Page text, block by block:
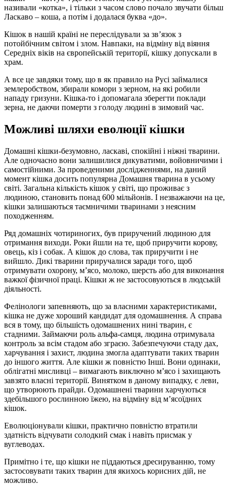
називали «котка», і тільки з часом слово почало звучати більш
Ласкаво – коша, а потім і додалася буква «до».
Кішок в нашій країні не переслідували за зв’язок з
потойбічним світом і злом. Навпаки, на відміну від віяння
Середніх віків на європейській території, кішку допускали в
храм.
А все це завдяки тому, що в як правило на Русі займалися
землеробством, збирали комори з зерном, на які робили
нападу гризуни. Кішка-то і допомагала зберегти поклади
зерна, не даючи померти з голоду людині в зимовий час.
Можливі шляхи еволюції кішки
Домашні кішки-безумовно, ласкаві, спокійні і ніжні тварини.
Але одночасно вони залишилися дикуватими, войовничими і
самостійними. За проведеними дослідженнями, на даний
момент кішка досить популярна Домашня тварина в усьому
світі. Загальна кількість кішок у світі, що проживає з
людиною, становить понад 600 мільйонів. І незважаючи на це,
кішки залишаються таємничими тваринами з неясним
походженням.
Ряд домашніх чотириногих, був приручений людиною для
отримання виходи. Роки йшли на те, щоб приручити корову,
овець, кіз і собак. А кішок до слова, так приручити і не
вийшло. Дикі тварини приручалися заради того, щоб
отримувати охорону, м’ясо, молоко, шерсть або для виконання
важкої фізичної праці. Кішки ж не застосовуються в людській
діяльності.
Фелінологи запевняють, що за власними характеристиками,
кішка не дуже хороший кандидат для одомашнення. А справа
вся в тому, що більшість одомашнених нині тварин, є
стадними. Займаючи роль альфа-самця, людина отримувала
контроль за всім стадом або зграєю. Забезпечуючи стаду дах,
харчування і захист, людина змогла адаптувати таких тварин
до іншого життя. Але кішки ж повністю Інші. Вони одинаки,
облігатні мисливці – вимагають виключно м’ясо і захищають
завзято власні території. Винятком в даному випадку, є леви,
що утворюють прайди. Одомашнені тварини харчуються
здебільшого рослинною їжею, на відміну від м’ясоїдних
кішок.
Еволюціонували кішки, практично повністю втратили
здатність відчувати солодкий смак і навіть присмак у
вуглеводах.
Примітно і те, що кішки не піддаються дресируванню, тому
застосовувати таких тварин для якихось корисних дій, не
можливо.